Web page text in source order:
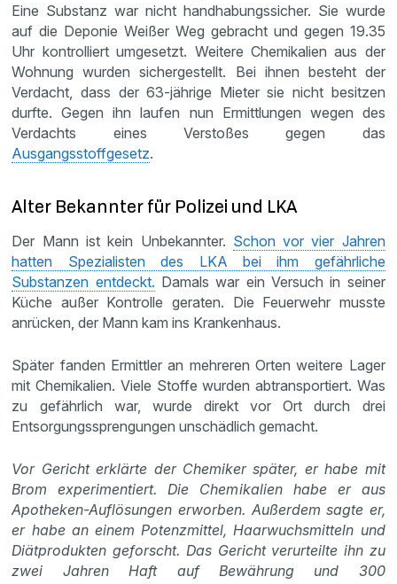
Eine Substanz war nicht handhabungssicher. Sie wurde
auf die Deponie Weißer Weg gebracht und gegen 19.35
Uhr kontrolliert umgesetzt. Weitere Chemikalien aus der
Wohnung wurden sichergestellt. Bei ihnen besteht der
Verdacht, dass der 63-jährige Mieter sie nicht besitzen
durfte. Gegen ihn laufen nun Ermittlungen wegen des
Verdachts eines Verstoßes gegen das
Ausgangsstoffgesetz.
Alter Bekannter für Polizei und LKA
Der Mann ist kein Unbekannter. Schon vor vier Jahren
hatten Spezialisten des LKA bei ihm gefährliche
Substanzen entdeckt. Damals war ein Versuch in seiner
Küche außer Kontrolle geraten. Die Feuerwehr musste
anrücken, der Mann kam ins Krankenhaus.
Später fanden Ermittler an mehreren Orten weitere Lager
mit Chemikalien. Viele Stoffe wurden abtransportiert. Was
zu gefährlich war, wurde direkt vor Ort durch drei
Entsorgungssprengungen unschädlich gemacht.
Vor Gericht erklärte der Chemiker später, er habe mit
Brom experimentiert. Die Chemikalien habe er aus
Apotheken-Auflösungen erworben. Außerdem sagte er,
er habe an einem Potenzmittel, Haarwuchsmitteln und
Diätprodukten geforscht. Das Gericht verurteilte ihn zu
zwei Jahren Haft auf Bewährung und 300